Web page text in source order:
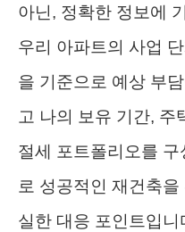
아닌, 정확한 정보에
우리 아파트의 사업
을 기준으로 예상 부
고 나의 보유 기간, 주
절세 포트폴리오를
로 성공적인 재건축
실한 대응 포인트입